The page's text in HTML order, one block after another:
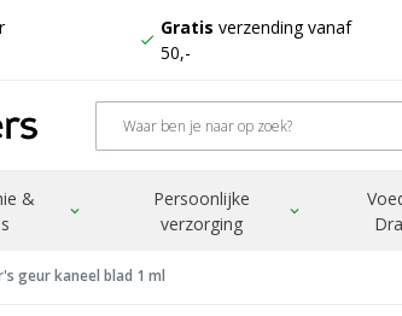
check
Gratis verzending vanaf
50,-
&
expand_more
Persoonlijke
verzorging
expand_more
geur kaneel blad 1 ml